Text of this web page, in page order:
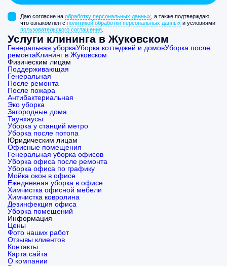
Даю согласие на обработку персональных данных , а также подтверждаю,
что ознакомлен с политикой обработки персональных данных и условиями
пользовательского соглашения
Услуги клининга в Жуковском
Генеральная уборкаУборка коттеджей и домовУборка после
ремонтаКлининг в Жуковском
Физическим лицам
Поддерживающая
Генеральная
После ремонта
После пожара
Антибактериальная
Эко уборка
Загородные дома
Таунхаусы
Уборка у станций метро
Уборка после потопа
Юридическим лицам
Офисные помещения
Генеральная уборка офисов
Уборка офиса после ремонта
Уборка офиса по графику
Мойка окон в офисе
Ежедневная уборка в офисе
Химчистка офисной мебели
Химчистка ковролина
Дезинфекция офиса
Уборка помещений
Информация
Цены
Фото наших работ
Отзывы клиентов
Контакты
Карта сайта
О компании